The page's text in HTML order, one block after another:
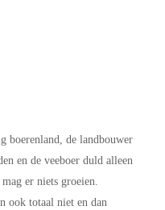
boerenland, de landbouwer
en de veeboer duld alleen
er niets groeien.
ook totaal niet en dan